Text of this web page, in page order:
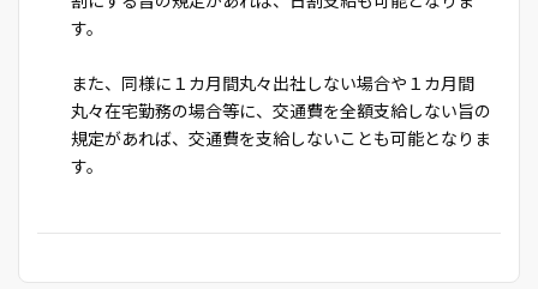
す。
また、同様に１カ月間丸々出社しない場合や１カ月間
丸々在宅勤務の場合等に、交通費を全額支給しない旨の
規定があれば、交通費を支給しないことも可能となりま
す。